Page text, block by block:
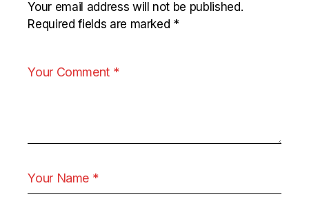
Your email address will not be published.
Required fields are marked *